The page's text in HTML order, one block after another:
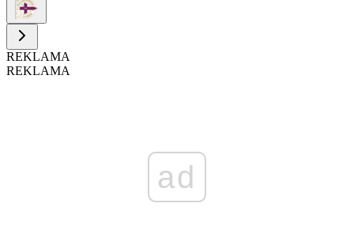
REKLAMA
REKLAMA
ad